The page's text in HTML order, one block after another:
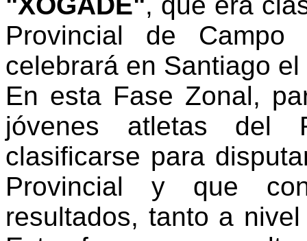
Provincial de
celebrará en Santiago
En esta Fase Zonal,
jóvenes atletas del
clasificarse para
Provincial y que
resultados, tanto a